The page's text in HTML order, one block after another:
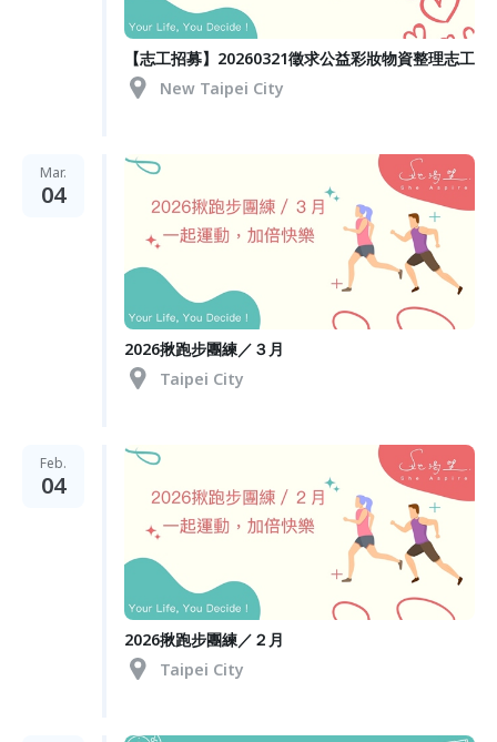
【志工招募】20260321徵求公益彩妝物資整理志工
New Taipei City
Mar.
04
2026揪跑步團練／３月
Taipei City
Feb.
04
2026揪跑步團練／２月
Taipei City